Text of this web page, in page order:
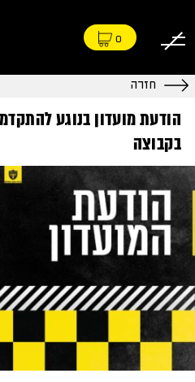
0
חזרה
הודעת מועדון בנוגע
בקבוצה